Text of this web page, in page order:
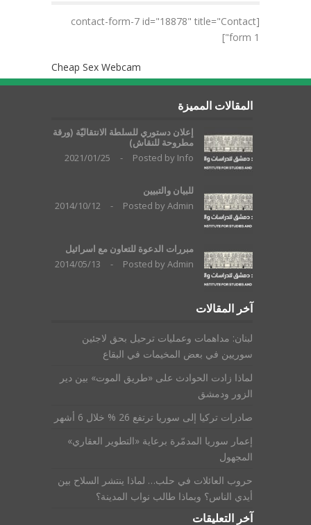
[contact-form-7 id="18878" title="Contact
form 1"]
Cheap Sex Webcam
المقالات المميزة
إعلان دستوري للسلطة الانتقاليّة (ورقة
مطروحة للنقاش)
Posted by Info
-
2021/01/25
للبيان والتبيين
Posted byAdmin
-
2014/10/12
مبررات الدعوة للتعاون مع اسرائيل
Posted byAdmin
-
2014/05/13
آخر المقالات
لبنان: مداهمات وعمليات ترحيل بحق لاجئين
سوريين في بعض المخيمات في البقاع
لماذا زادت الحوادث على «طريق الموت» بين دير
الزور ودمشق
صادرات تركيا إلى سوريا ترتفع 26 % خلال 6 أشهر
إعمار سوريا المدمّرة برعاية «التطوير العقاري»
المجهول
حروب العائلات في حلب… لماذا ينتشر السلاح بين
أيدي الناس؟ وبماذا طالب نواب المدينة؟
آخر التعليقات